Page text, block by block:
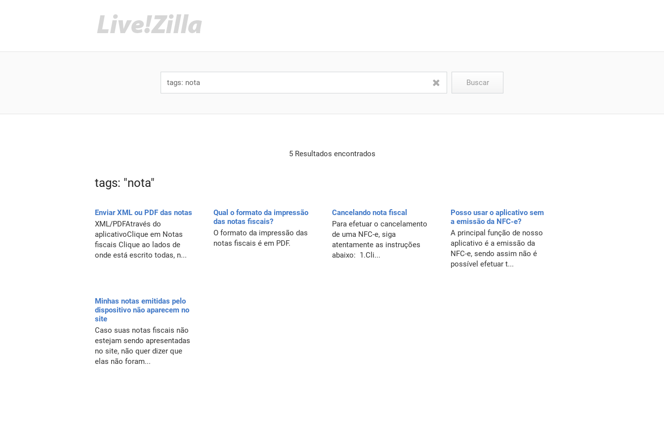
5 Resultados encontrados
tags: "nota"
Enviar XML ou PDF das notas
XML/PDFAtravés do
aplicativoClique em Notas
fiscais Clique ao lados de
onde está escrito todas, n...
Qual o formato da impressão
das notas fiscais?
O formato da impressão das
notas fiscais é em PDF.
Cancelando nota fiscal
Para efetuar o cancelamento
de uma NFC-e, siga
atentamente as instruções
abaixo: 1.Cli...
Posso usar o aplicativo sem
a emissão da NFC-e?
A principal função de nosso
aplicativo é a emissão da
NFC-e, sendo assim não é
possível efetuar t...
Minhas notas emitidas pelo
dispositivo não aparecem no
site
Caso suas notas fiscais não
estejam sendo apresentadas
no site, não quer dizer que
elas não foram...